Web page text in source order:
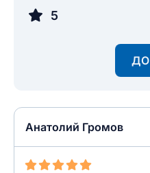
5
Анатолий Громов